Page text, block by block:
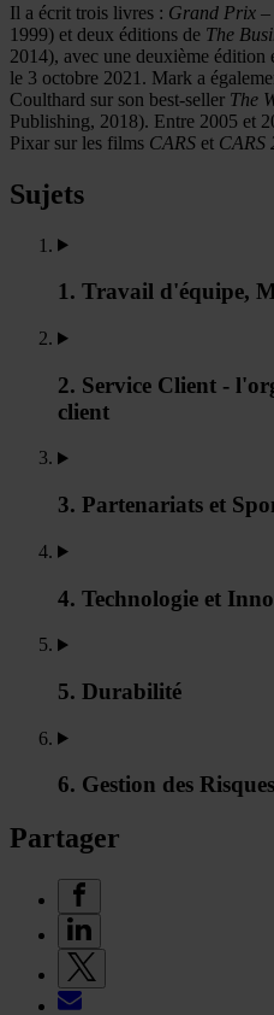
Il a écrit trois livres : Grand Prix –
1999) et deux éditions de The
2014), avec une deuxième édition
le 3 octobre 2021. Mark a
Coulthard sur son best-seller The
Publishing, 2018). Entre 2005 et
Pixar sur les films CARS et CARS
Sujets
1. Travail d'équipe,
2. Service Client -
client
3. Partenariats et
4. Technologie et
5. Durabilité
6. Gestion des
Partager